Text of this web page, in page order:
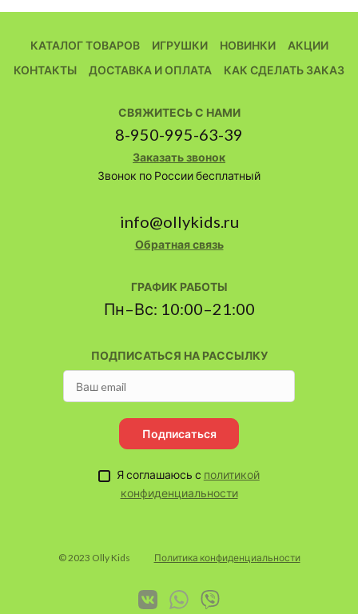
КАТАЛОГ ТОВАРОВ ИГРУШКИ НОВИНКИ
АКЦИИ
КОНТАКТЫ
ДОСТАВКА И ОПЛАТА КАК СДЕЛАТЬ ЗАКАЗ
ПОДПИСАТЬСЯ НА РАССЫЛКУ
Подписаться
Я соглашаюсь с политикой
конфиденциальности
СВЯЖИТЕСЬ С НАМИ
8-950-995-63-39
Заказать звонок
Звонок по России бесплатный
info@ollykids.ru
Обратная связь
ГРАФИК РАБОТЫ
Пн–Вс: 10:00–21:00
© 2023 Olly Kids Политика конфиденциальности